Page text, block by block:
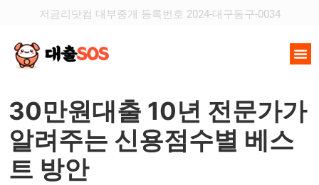
저금리닷컴 대부중개 등록번호 2024-대구동구-0034
30만원대출 10년 전문가가
알려주는 신용점수별 베스
트 방안